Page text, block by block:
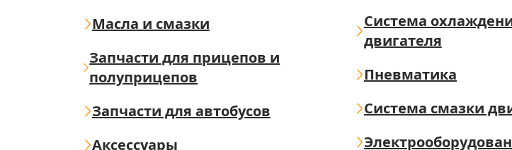
Масла и смазки
Запчасти для прицепов и
полуприцепов
Запчасти для автобусов
Аксессуары
Система
двигателя
Пневматика
Система смазки